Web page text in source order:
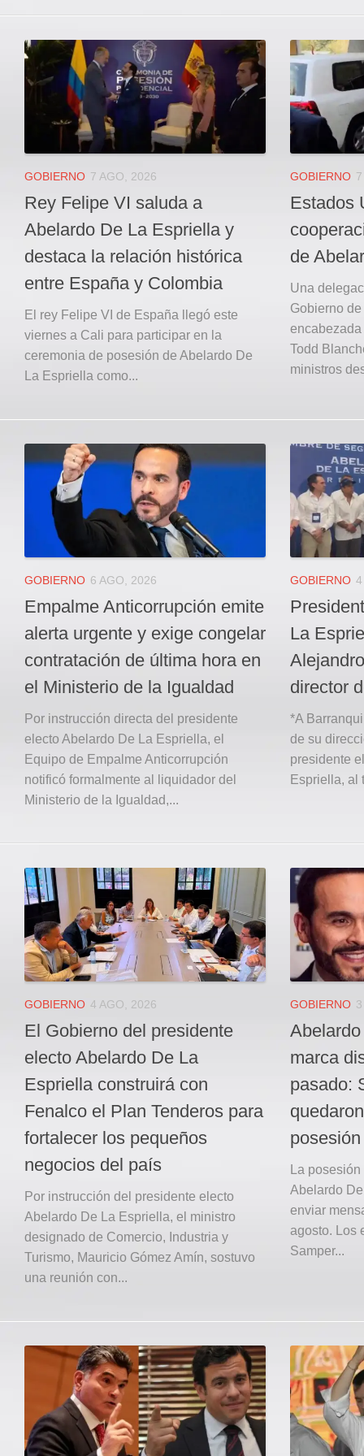
GOBIERNO 7 AGO, 2026
Rey Felipe VI saluda a
Abelardo De La Espriella y
destaca la relación histórica
entre España y Colombia
El rey Felipe VI de España llegó este
viernes a Cali para participar en la
ceremonia de posesión de Abelardo De
La Espriella como...
GOBIERNO
Estados
de
Una
Gobierno
Todd
ministros
GOBIERNO 6 AGO, 2026
Empalme Anticorrupción emite
alerta urgente y exige congelar
contratación de última hora en
el Ministerio de la Igualdad
Por instrucción directa del presidente
electo Abelardo De La Espriella, el
Equipo de Empalme Anticorrupción
notificó formalmente al liquidador del
Ministerio de la Igualdad,...
GOBIERNO
La
director
*A
de su
presidente
Espriella, al
GOBIERNO 4 AGO, 2026
El Gobierno del presidente
electo Abelardo De La
Espriella construirá con
Fenalco el Plan Tenderos para
fortalecer los pequeños
negocios del país
Por instrucción del presidente electo
Abelardo De La Espriella, el ministro
designado de Comercio, Industria y
Turismo, Mauricio Gómez Amín, sostuvo
una reunión con...
GOBIERNO
marca
pasado:
La
Abelardo
enviar
agosto. Los
Samper...